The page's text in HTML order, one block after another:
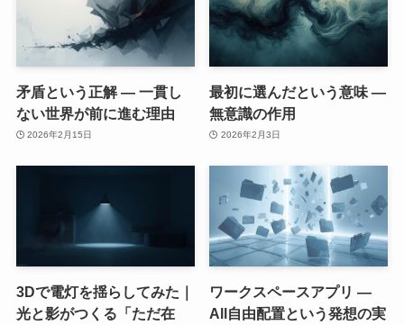
矛盾という正解 ― 一貫し
ない世界が前に進む理由
2026年2月15日
最初に選んだという意味 ―
無意識の作用
2026年2月3日
3Dで電灯を揺らしてみた｜
光と影がつくる「ただ在
ワークスペースアプリ ―
All自由配置という発想の実